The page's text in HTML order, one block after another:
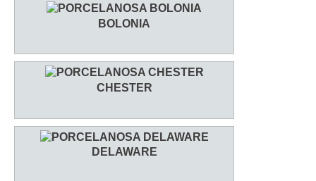
BOLONIA
CHESTER
DELAWARE